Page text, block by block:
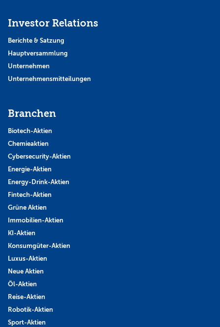
Investor Relations
Berichte & Satzung
Hauptversammlung
Unternehmen
Unternehmensmitteilungen
Branchen
Biotech-Aktien
Chemieaktien
Cybersecurity-Aktien
Energie-Aktien
Energy-Drink-Aktien
Fintech-Aktien
Grüne Aktien
Immobilien-Aktien
KI-Aktien
Konsumgüter-Aktien
Luxus-Aktien
Neue Aktien
Öl-Aktien
Reise-Aktien
Robotik-Aktien
Sport-Aktien